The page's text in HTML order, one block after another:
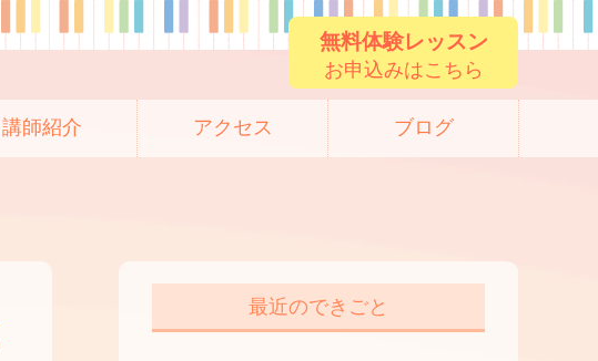
無料体験レッスン
お申込みはこちら
講師紹介 アクセス ブログ
最近のできごと